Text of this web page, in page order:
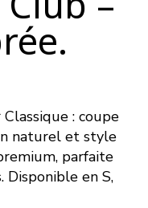
: coupe
naturel et style
parfaite
en S,